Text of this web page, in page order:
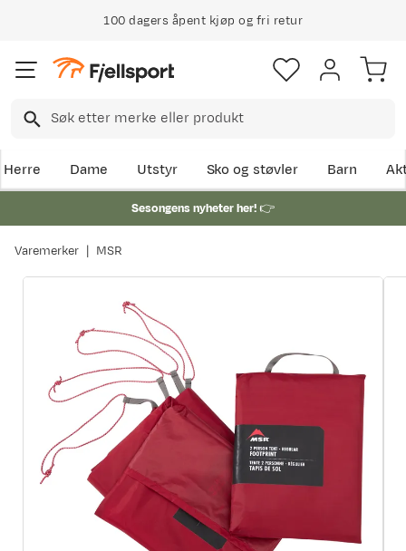
100 dagers åpent kjøp og fri retur
Herre Dame Utstyr Sko og støvler Barn
Sesongens nyheter her!👉
Varemerker MSR